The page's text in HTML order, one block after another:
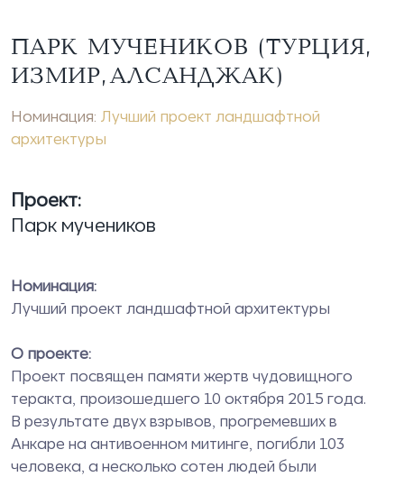
ПАРК МУЧЕНИКОВ (ТУРЦИЯ,
ИЗМИР, АЛСАНДЖАК)
Номинация: Лучший проект ландшафтной
архитектуры
Проект:
Парк мучеников
Номинация:
Лучший проект ландшафтной архитектуры
О проекте:
Проект посвящен памяти жертв чудовищного
теракта, произошедшего 10 октября 2015 года.
В результате двух взрывов, прогремевших в
Анкаре на антивоенном митинге, погибли 103
человека, а несколько сотен людей были